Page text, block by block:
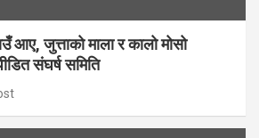
आए, जुत्ताको माला र कालो मोसो
संघर्ष समिति